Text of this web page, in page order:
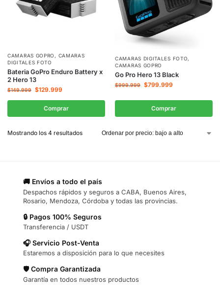
CAMARAS GOPRO , CAMARAS
DIGITALES FOTO
Bateria GoPro Enduro Battery x
2 Hero 13
$149.999 $129.999
Comprar
CAMARAS DIGITALES FOTO,
CAMARAS GOPRO
Go Pro Hero 13 Black
$999.999 $799.999
Comprar
Mostrando los 4 resultados
🚚 Envíos a todo el país
Despachos rápidos y seguros a CABA, Buenos Aires,
Rosario, Mendoza, Córdoba y todas las provincias.
🔒 Pagos 100% Seguros
Transferencia / USDT
🎧 Servicio Post-Venta
Estaremos a disposición para lo que necesites
🛡️ Compra Garantizada
Garantía en todos nuestros productos